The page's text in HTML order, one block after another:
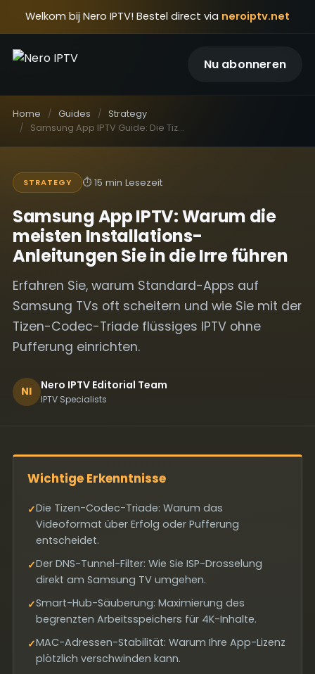
Welkom bij Nero IPTV! Bestel direct via neroiptv.net
Nu abonneren
Home Guides
Strategy
Samsung App IPTV Guide: Die Tizen-Optimierung für stabiles Premium-Streaming
STRATEGY ⏱ 15 min Lesezeit
Samsung App IPTV: Warum die
meisten Installations-
Anleitungen Sie in die Irre führen
Erfahren Sie, warum Standard-Apps auf
Samsung TVs oft scheitern und wie Sie mit der
Tizen-Codec-Triade flüssiges IPTV ohne
Pufferung einrichten.
NI Nero IPTV Editorial Team
IPTV Specialists
Wichtige Erkenntnisse
✓Die Tizen-Codec-Triade: Warum das
Videoformat über Erfolg oder Pufferung
entscheidet.
✓Der DNS-Tunnel-Filter: Wie Sie ISP-Drosselung
direkt am Samsung TV umgehen.
✓Smart-Hub-Säuberung: Maximierung des
begrenzten Arbeitsspeichers für 4K-Inhalte.
✓MAC-Adressen-Stabilität: Warum Ihre App-Lizenz
plötzlich verschwinden kann.